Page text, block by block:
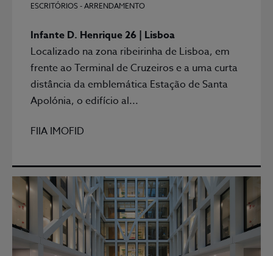
ESCRITÓRIOS - ARRENDAMENTO
Infante D. Henrique 26 | Lisboa
Localizado na zona ribeirinha de Lisboa, em
frente ao Terminal de Cruzeiros e a uma curta
distância da emblemática Estação de Santa
Apolónia, o edifício al...
FIIA IMOFID